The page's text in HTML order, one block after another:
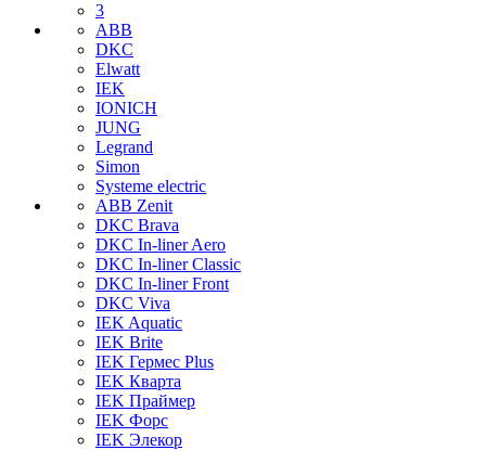
3
ABB
DKC
Elwatt
IEK
IONICH
JUNG
Legrand
Simon
Systeme electric
ABB Zenit
DKC Brava
DKC In-liner Aero
DKC In-liner Classic
DKC In-liner Front
DKC Viva
IEK Aquatic
IEK Brite
IEK Гермес Plus
IEK Кварта
IEK Праймер
IEK Форс
IEK Элекор